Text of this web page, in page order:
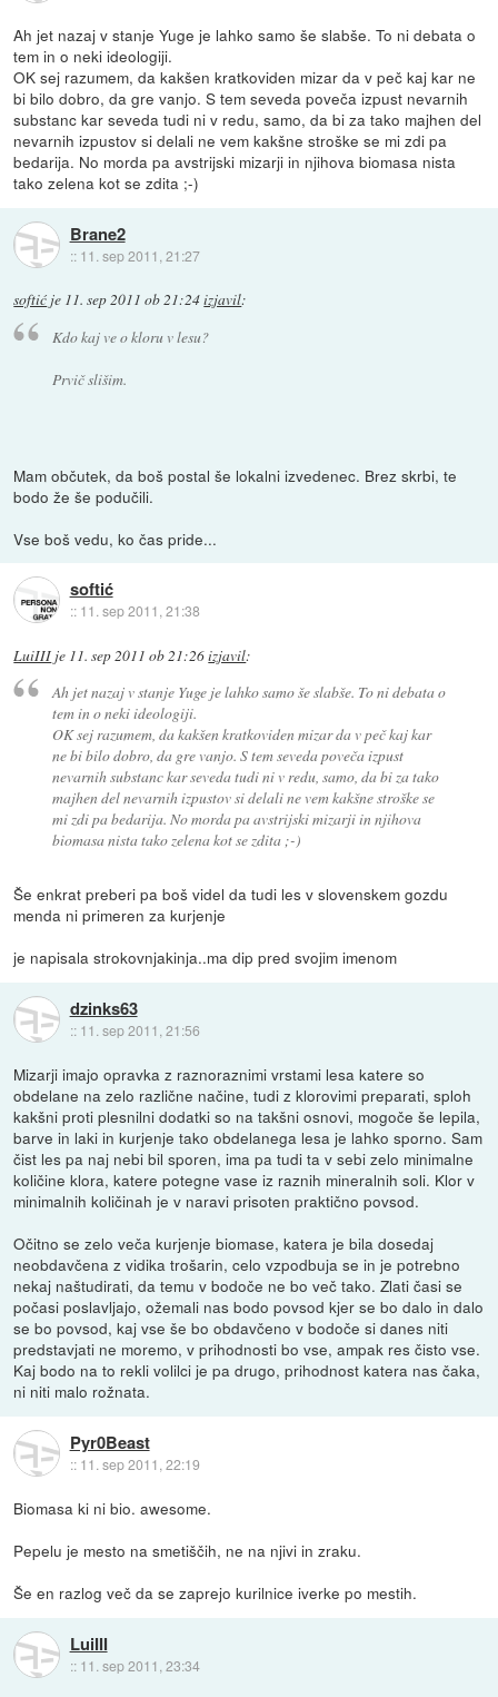
Ah jet nazaj v stanje Yuge je lahko samo še slabše. To ni debata o
tem in o neki ideologiji.
OK sej razumem, da kakšen kratkoviden mizar da v peč kaj kar ne
bi bilo dobro, da gre vanjo. S tem seveda poveča izpust nevarnih
substanc kar seveda tudi ni v redu, samo, da bi za tako majhen del
nevarnih izpustov si delali ne vem kakšne stroške se mi zdi pa
bedarija. No morda pa avstrijski mizarji in njihova biomasa nista
tako zelena kot se zdita ;-)
Brane2
:: 11. sep 2011, 21:27
softić je 11. sep 2011 ob 21:24izjavil:
Kdo kaj ve o kloru v lesu?
Prvič slišim.
Mam občutek, da boš postal še lokalni izvedenec. Brez skrbi, te
bodo že še podučili.
Vse boš vedu, ko čas pride...
softić
:: 11. sep 2011, 21:38
LuiIII je 11. sep 2011 ob 21:26izjavil:
Ah jet nazaj v stanje Yuge je lahko samo še slabše. To ni debata o
tem in o neki ideologiji.
OK sej razumem, da kakšen kratkoviden mizar da v peč kaj kar
ne bi bilo dobro, da gre vanjo. S tem seveda poveča izpust
nevarnih substanc kar seveda tudi ni v redu, samo, da bi za tako
majhen del nevarnih izpustov si delali ne vem kakšne stroške se
mi zdi pa bedarija. No morda pa avstrijski mizarji in njihova
biomasa nista tako zelena kot se zdita ;-)
Še enkrat preberi pa boš videl da tudi les v slovenskem gozdu
menda ni primeren za kurjenje
je napisala strokovnjakinja..ma dip pred svojim imenom
dzinks63
:: 11. sep 2011, 21:56
Mizarji imajo opravka z raznoraznimi vrstami lesa katere so
obdelane na zelo različne načine, tudi z klorovimi preparati, sploh
kakšni proti plesnilni dodatki so na takšni osnovi, mogoče še lepila,
barve in laki in kurjenje tako obdelanega lesa je lahko sporno. Sam
čist les pa naj nebi bil sporen, ima pa tudi ta v sebi zelo minimalne
količine klora, katere potegne vase iz raznih mineralnih soli. Klor v
minimalnih količinah je v naravi prisoten praktično povsod.
Očitno se zelo veča kurjenje biomase, katera je bila dosedaj
neobdavčena z vidika trošarin, celo vzpodbuja se in je potrebno
nekaj naštudirati, da temu v bodoče ne bo več tako. Zlati časi se
počasi poslavljajo, ožemali nas bodo povsod kjer se bo dalo in dalo
se bo povsod, kaj vse še bo obdavčeno v bodoče si danes niti
predstavjati ne moremo, v prihodnosti bo vse, ampak res čisto vse.
Kaj bodo na to rekli volilci je pa drugo, prihodnost katera nas čaka,
ni niti malo rožnata.
Pyr0Beast
:: 11. sep 2011, 22:19
Biomasa ki ni bio. awesome.
Pepelu je mesto na smetiščih, ne na njivi in zraku.
Še en razlog več da se zaprejo kurilnice iverke po mestih.
LuiIII
:: 11. sep 2011, 23:34